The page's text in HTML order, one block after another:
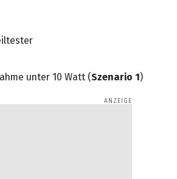
unter 10 Watt (Szenario 1)